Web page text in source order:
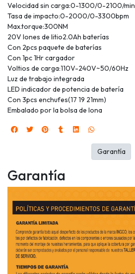
Velocidad sin carga:0-1300/0-2100/min
Tasa de impacto:0-2000/0-3300bpm
Max.torque:300NM
20V Iones de litio2.0Ah baterías
Con 2pcs paquete de baterías
Con 1pc 1Hr cargador
Voltios de carga:110V-240V~50/60Hz
Luz de trabajo integrada
LED indicador de potencia de batería
Con 3pcs enchufes(17 19 21mm)
Embalado por la bolsa de lona
Garantía
Garantía